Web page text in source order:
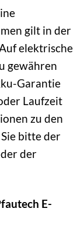
gilt in der
elektrische
gewähren
Garantie
Laufzeit
zu den
bitte der
der
E-